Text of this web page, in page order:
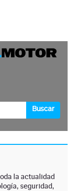
la actualidad
seguridad,